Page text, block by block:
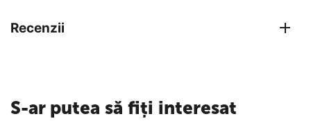
Recenzii
S-ar putea să fiți interesat